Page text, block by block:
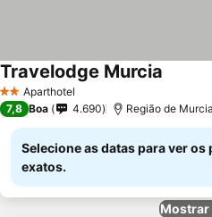
2 EstrelasAparthotel
Travelodge Murcia
7,8 Boa 4.690 Região de
Selecione as datas para ver os
exatos.
Mostrar